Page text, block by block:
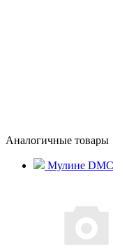
Аналогичные товары
Мулине DMC